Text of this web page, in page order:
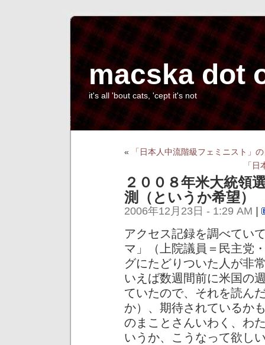
macska dot
it's all 'bout cats, 'cept it's not
«
「日本人中流階級フェミニスト」
「
２００８年米大統領
測（というか希望）
2006年12月23日 - 1:29 AM
アクセス記録を調べてい
マ」（上院議員＝民主党
グにたどりついた人が非
いえば数週間前に米国の
ていたので、それを読ん
か）、期待されているか
のまことさんいわく、わ
いうか、こうなって欲し